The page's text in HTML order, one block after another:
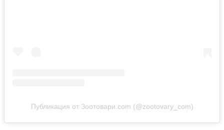
Публикация от Зоотовари.com (@zootovary_com)